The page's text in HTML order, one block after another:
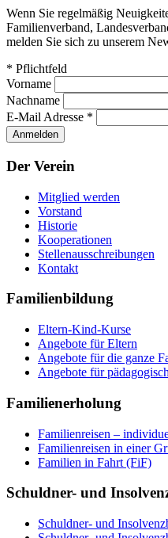
Wenn Sie regelmäßig
Familienverband,
melden Sie sich zu unserem
* Pflichtfeld
Vorname
Nachname
E-Mail Adresse *
Der Verein
Mitglied werden
Vorstand
Historie
Kooperationen
Stellenausschreibungen
Kontakt
Familienbildung
Eltern-Kind-Kurse
Angebote für Eltern
Angebote für die ganze
Angebote für
Familienerholung
Familienreisen –
Familienreisen in einer
Familien in Fahrt (FiF)
Schuldner- und
Schuldner- und